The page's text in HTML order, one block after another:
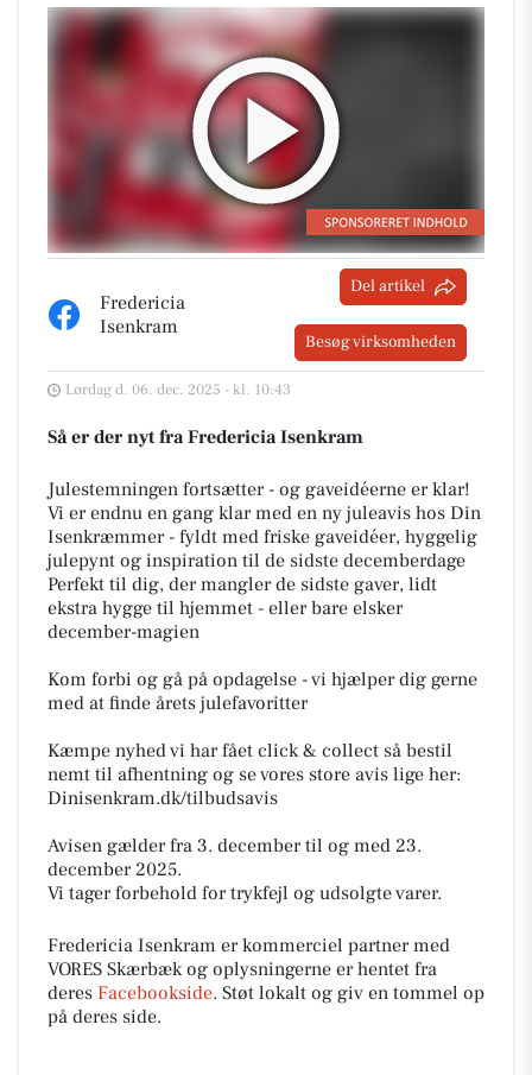
Fredericia
Isenkram
Del artikel
Besøg virksomheden
Lørdag d. 06. dec. 2025 - kl. 10:43
Så er der nyt fra Fredericia Isenkram
Julestemningen fortsætter - og gaveidéerne er klar!
Vi er endnu en gang klar med en ny juleavis hos Din
Isenkræmmer - fyldt med friske gaveidéer, hyggelig
julepynt og inspiration til de sidste decemberdage
Perfekt til dig, der mangler de sidste gaver, lidt
ekstra hygge til hjemmet - eller bare elsker
december-magien
Kom forbi og gå på opdagelse - vi hjælper dig gerne
med at finde årets julefavoritter
Kæmpe nyhed vi har fået click & collect så bestil
nemt til afhentning og se vores store avis lige her:
Dinisenkram.dk/tilbudsavis
Avisen gælder fra 3. december til og med 23.
december 2025.
Vi tager forbehold for trykfejl og udsolgte varer.
Fredericia Isenkram er kommerciel partner med
VORES Skærbæk og oplysningerne er hentet fra
deres Facebookside. Støt lokalt og giv en tommel op
på deres side.